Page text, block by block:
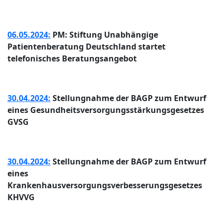
06.05.2024: PM: Stiftung Unabhängige
Patientenberatung Deutschland startet
telefonisches Beratungsangebot
30.04.2024: Stellungnahme der BAGP zum Entwurf
eines Gesundheitsversorgungsstärkungsgesetzes
GVSG
30.04.2024: Stellungnahme der BAGP zum Entwurf
eines
Krankenhausversorgungsverbesserungsgesetzes
KHVVG